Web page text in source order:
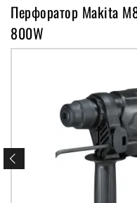
Перфоратор Makita
800W